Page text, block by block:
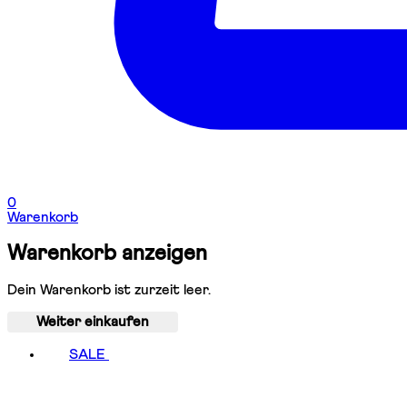
0
Warenkorb
Warenkorb anzeigen
Dein Warenkorb ist zurzeit leer.
Weiter einkaufen
SALE